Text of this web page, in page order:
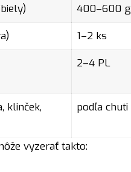
400–600 g
1–2 ks
2–4 PL
klinček,
podľa chuti
vyzerať takto: